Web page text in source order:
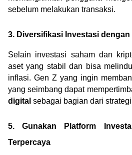
sebelum melakukan transaksi.
3. Diversifikasi Investasi dengan
Selain investasi saham dan
aset yang stabil dan bisa
inflasi. Gen Z yang ingin
yang seimbang dapat
digital sebagai bagian dari
5. Gunakan Platform
Terpercaya